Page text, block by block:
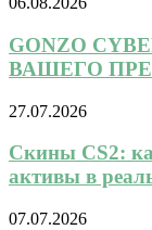
GONZO
ВАШЕГО
27.07.2026
Скины CS2:
активы в
07.07.2026